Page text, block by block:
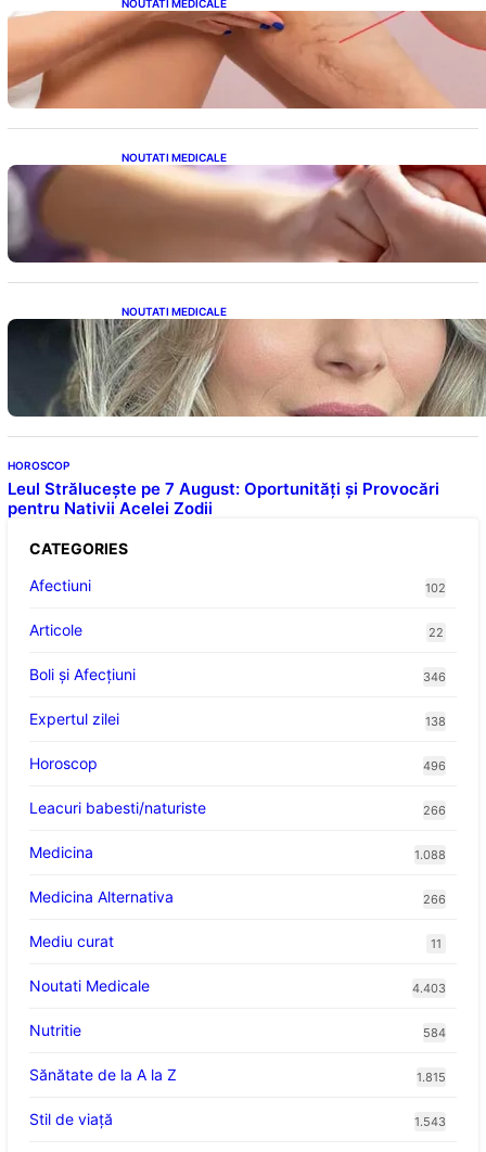
NOUTATI MEDICALE
Varicele și Umflarea Picioarelor pe Caniculă:
Înțelegerea Simptomelor și Măsurilor de
Prevenție
NOUTATI MEDICALE
Creșterea alarmantă a cancerului la tineri: o
analiză detaliată a tendințelor globale
NOUTATI MEDICALE
Laura Cosoi și Povestea Maternității: O
Călătorie Plină de Dragoste și Provocări
HOROSCOP
Leul Strălucește pe 7 August: Oportunități și Provocări
pentru Nativii Acelei Zodii
CATEGORIES
Afectiuni
102
Articole 22
Boli și Afecțiuni 346
Expertul zilei 138
Horoscop 496
Leacuri babesti/naturiste 266
Medicina 1.088
Medicina Alternativa 266
Mediu curat 11
Noutati Medicale 4.403
Nutritie 584
Sănătate de la A la Z 1.815
Stil de viaţă 1.543